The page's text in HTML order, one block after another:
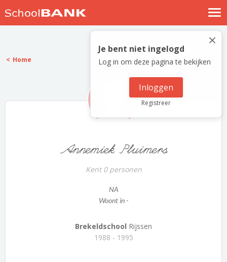
Nostalgische verhalen
Log in
Meld je gratis aan
×
Je bent niet ingelogd
Log in om deze pagina te bekijken
Inloggen
Registreer
Home
Annemiek Pluimers
Kent 0 personen
NA
Woont in -
Brekeldschool Rijssen
1988 - 1995